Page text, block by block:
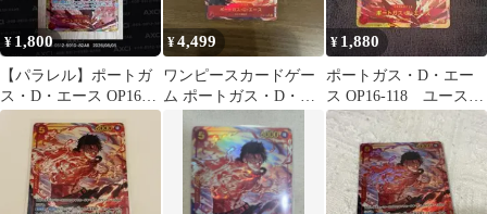
¥ 1,800
【パラレル】ポートガ
ス・D・エース OP16-
118
¥4,499
ワンピースカードゲー
ム ポートガス・D・エ
レル
¥ 1,880
ポートガス・D・エー
ス OP16-118 ユースタ
スキッドパラレルオマ
ケ付き